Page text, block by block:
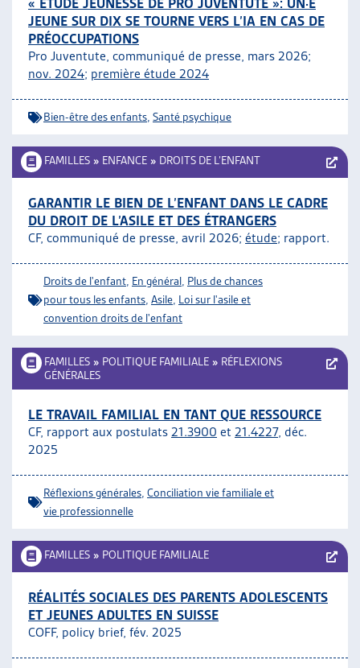
« ETUDE JEUNESSE DE PRO JUVENTUTE »: UN·E
JEUNE SUR DIX SE TOURNE VERS L’IA EN CAS DE
PRÉOCCUPATIONS
Pro Juventute, communiqué de presse, mars 2026;
nov. 2024; première étude 2024
Bien-être des enfants Santé psychique
FAMILLES » ENFANCE » DROITS DE L’ENFANT
GARANTIR LE BIEN DE L’ENFANT DANS LE CADRE
DU DROIT DE L’ASILE ET DES ÉTRANGERS
CF, communiqué de presse, avril 2026; étude; rapport.
Droits de l'enfant En général Plus de chances
pour tous les enfants Asile Loi sur l'asile et
convention droits de l'enfant
FAMILLES » POLITIQUE FAMILIALE » RÉFLEXIONS
GÉNÉRALES
LE TRAVAIL FAMILIAL EN TANT QUE RESSOURCE
CF, rapport aux postulats 21.3900 et 21.4227, déc.
2025
Réflexions générales Conciliation vie familiale et
vie professionnelle
FAMILLES » POLITIQUE FAMILIALE
RÉALITÉS SOCIALES DES PARENTS ADOLESCENTS
ET JEUNES ADULTES EN SUISSE
COFF, policy brief, fév. 2025